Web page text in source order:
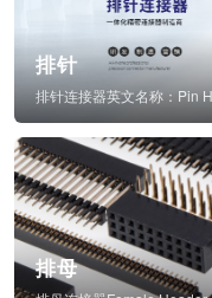
排针
排母